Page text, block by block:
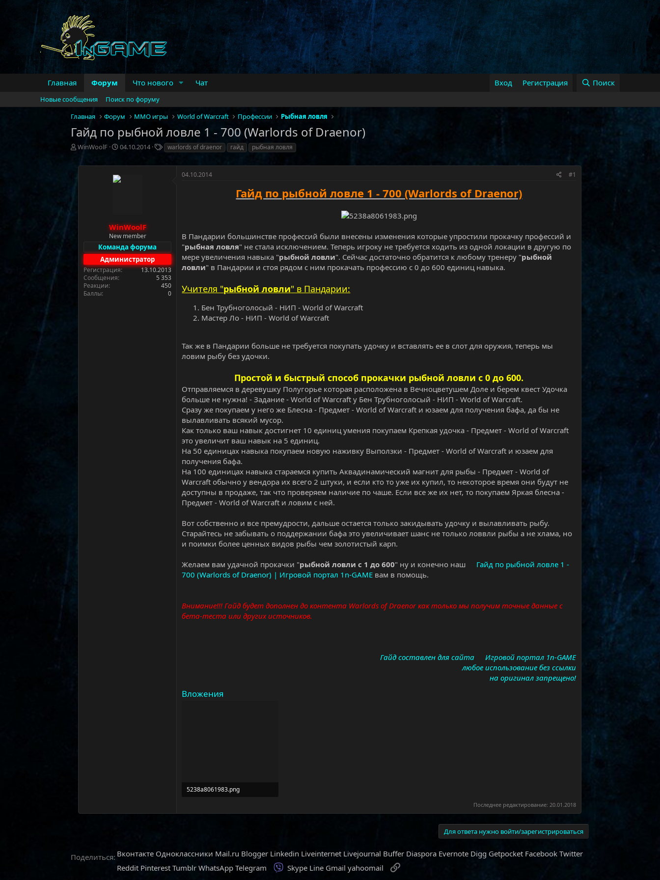
Главная Форум Что нового Чат Вход Регистрация Поиск
Новые сообщения
Поиск по форуму
Главная
Форум MMO игры World of Warcraft Профессии Рыбная ловля
Гайд по рыбной ловле 1 - 700 (Warlords of Draenor)
А
т
WinWoolF
Д
т
н
а
04.10.2014
Т
е
г
warlords of draenor гайд рыбная ловля
WinWoolF
New member
Команда форума
Администратор
Регистрация
13.10.2013
Сообщения
5 353
Реакции
450
Баллы
0
04.10.2014 #1
Гайд по рыбной ловле 1 - 700 (Warlords of Draenor)
В Пандарии большинстве профессий были внесены изменения которые упростили прокачку профессий и
"рыбная ловля" не стала исключением. Теперь игроку не требуется ходить из одной локации в другую по
мере увеличения навыка "рыбной ловли". Сейчас достаточно обратится к любому тренеру "рыбной
ловли" в Пандарии и стоя рядом с ним прокачать профессию с 0 до 600 единиц навыка.
Учителя "рыбной ловли" в Пандарии:
Бен Трубноголосый - НИП - World of Warcraft
Мастер Ло - НИП - World of Warcraft
Так же в Пандарии больше не требуется покупать удочку и вставлять ее в слот для оружия, теперь мы
ловим рыбу без удочки.
Простой и быстрый способ прокачки рыбной ловли с 0 до 600.
Отправляемся в деревушку Полугорье которая расположена в Вечноцветушем Доле и берем квест Удочка
больше не нужна! - Задание - World of Warcraft у Бен Трубноголосый - НИП - World of Warcraft.
Сразу же покупаем у него же Блесна - Предмет - World of Warcraft и юзаем для получения бафа, да бы не
вылавливать всякий мусор.
Как только ваш навык достигнет 10 единиц умения покупаем Крепкая удочка - Предмет - World of Warcraft
это увеличит ваш навык на 5 единиц.
На 50 единицах навыка покупаем новую наживку Выползки - Предмет - World of Warcraft и юзаем для
получения бафа.
На 100 единицах навыка стараемся купить Аквадинамический магнит для рыбы - Предмет - World of
Warcraft обычно у вендора их всего 2 штуки, и если кто то уже их купил, то некоторое время они будут не
доступны в продаже, так что проверяем наличие по чаше. Если все же их нет, то покупаем Яркая блесна -
Предмет - World of Warcraft и ловим с ней.
Вот собственно и все премудрости, дальше остается только закидывать удочку и вылавливать рыбу.
Старайтесь не забывать о поддержании бафа это увеличивает шанс не только ловвли рыбы а не хлама, но
и поимки более ценных видов рыбы чем золотистый карп.
Желаем вам удачной прокачки "рыбной ловли с 1 до 600" ну и конечно наш
Гайд по рыбной ловле 1 -
700 (Warlords of Draenor) | Игровой портал 1n-GAME вам в помощь.
Внимание!!! Гайд будет дополнен до контента Warlords of Draenor как только мы получим точные данные с
бета-теста или других источников.
Гайд составлен для сайта
Игровой портал 1n-GAME
любое использование без ссылки
на оригинал запрещено!
Вложения
5238a8061983.png
Последнее редактирование: 20.01.2018
Для ответа нужно войти/зарегистрироваться
Поделиться: Вконтакте Одноклассники Mail.ru Blogger Linkedin Liveinternet Livejournal Buffer Diaspora Evernote Digg Getpocket Facebook Twitter
Reddit Pinterest Tumblr WhatsApp Telegram Viber
Skype Line Gmail yahoomail